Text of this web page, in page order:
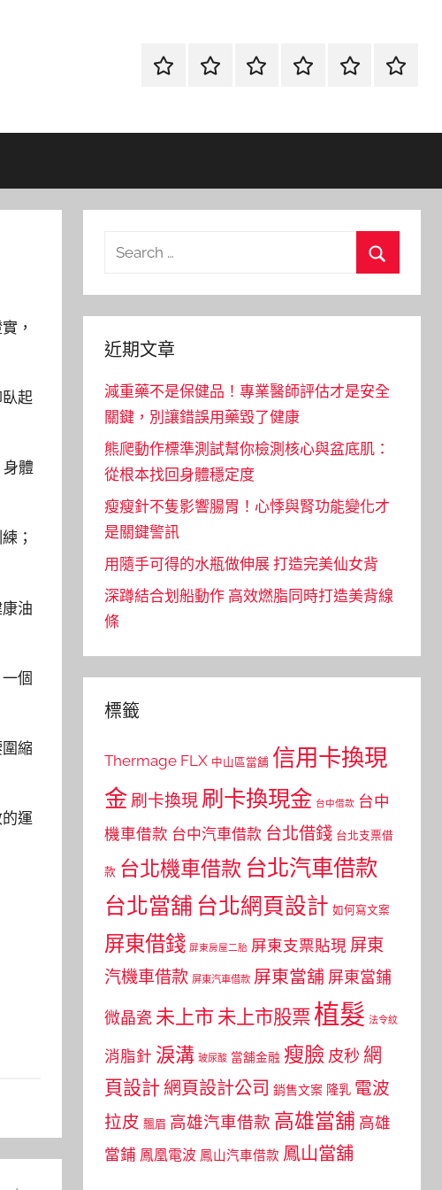
首
當
網
流
環
聯
，
起
身體
；
油
個
縮
運
Search
近期文章
減重藥不是保健品！專業醫師評估才是安全
關鍵，別讓錯誤用藥毀了健康
熊爬動作標準測試幫你檢測核心與盆底肌：
從根本找回身體穩定度
瘦瘦針不隻影響腸胃！心悸與腎功能變化才
是關鍵警訊
用隨手可得的水瓶做伸展 打造完美仙女背
深蹲結合划船動作 高效燃脂同時打造美背線
條
標籤
Thermage FLX 中山區當舖 信用卡換現
金 刷卡換現 刷卡換現金 台中借款 台中
機車借款 台中汽車借款 台北借錢 台北支票借
款 台北機車借款 台北汽車借款
台北當舖 台北網頁設計 如何寫文案
屏東借錢 屏東房屋二胎 屏東支票貼現 屏東
汽機車借款 屏東汽車借款 屏東當舖 屏東當鋪
微晶瓷 未上市 未上市股票植髮 法令紋
消脂針 淚溝 玻尿酸 當舖金融 瘦臉 皮秒 網
頁設計 網頁設計公司 銷售文案 隆乳 電波
拉皮 飄眉 高雄汽車借款 高雄當舖 高雄
當鋪 鳳凰電波 鳳山汽車借款 鳳山當舖